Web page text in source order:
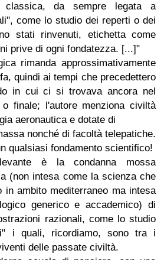
classica, da sempre legata a
come lo studio dei reperti o dei
stati rinvenuti, etichetta come
prive di ogni fondatezza. [...]"
rimanda approssimativamente
quindi ai tempi che precedettero
in cui ci si trovava ancora nel
o finale; l'autore menziona civiltà
aeronautica e dotate di
nonché di facoltà telepatiche.
qualsiasi fondamento scientifico!
è la condanna mossa
(non intesa come la scienza che
in ambito mediterraneo ma intesa
generico e accademico) di
razionali, come lo studio
i quali, ricordiamo, sono tra i
delle passate civiltà.